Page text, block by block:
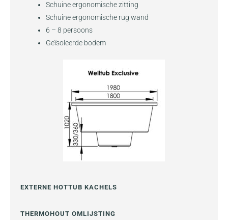
Schuine ergonomische zitting
Schuine ergonomische rug wand
6 – 8 persoons
Geïsoleerde bodem
EXTERNE HOTTUB KACHELS
THERMOHOUT OMLIJSTING